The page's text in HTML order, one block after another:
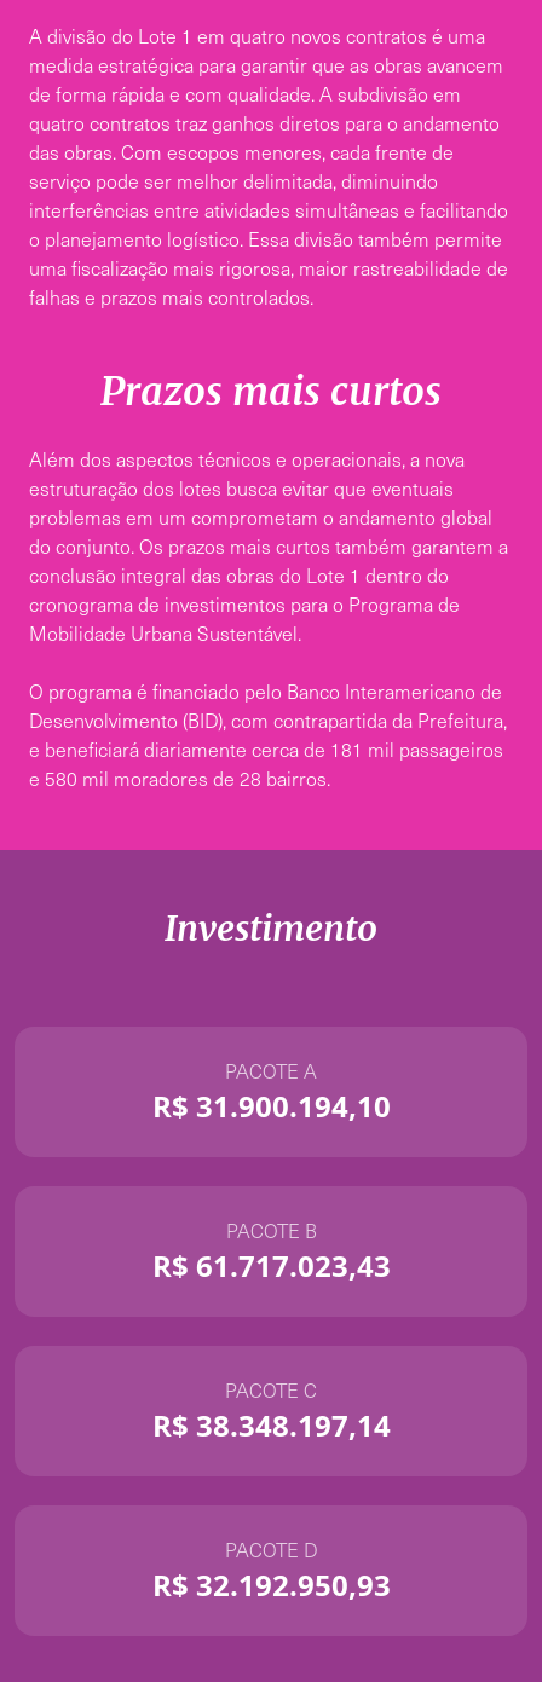
A divisão do Lote 1 em quatro novos contratos é uma
medida estratégica para garantir que as obras avancem
de forma rápida e com qualidade. A subdivisão em
quatro contratos traz ganhos diretos para o andamento
das obras. Com escopos menores, cada frente de
serviço pode ser melhor delimitada, diminuindo
interferências entre atividades simultâneas e facilitando
o planejamento logístico. Essa divisão também permite
uma fiscalização mais rigorosa, maior rastreabilidade de
falhas e prazos mais controlados.
Prazos mais curtos
Além dos aspectos técnicos e operacionais, a nova
estruturação dos lotes busca evitar que eventuais
problemas em um comprometam o andamento global
do conjunto. Os prazos mais curtos também garantem a
conclusão integral das obras do Lote 1 dentro do
cronograma de investimentos para o Programa de
Mobilidade Urbana Sustentável.
O programa é financiado pelo Banco Interamericano de
Desenvolvimento (BID), com contrapartida da Prefeitura,
e beneficiará diariamente cerca de 181 mil passageiros
e 580 mil moradores de 28 bairros.
Investimento
PACOTE A
R$ 31.900.194,10
PACOTE B
R$ 61.717.023,43
PACOTE C
R$ 38.348.197,14
PACOTE D
R$ 32.192.950,93